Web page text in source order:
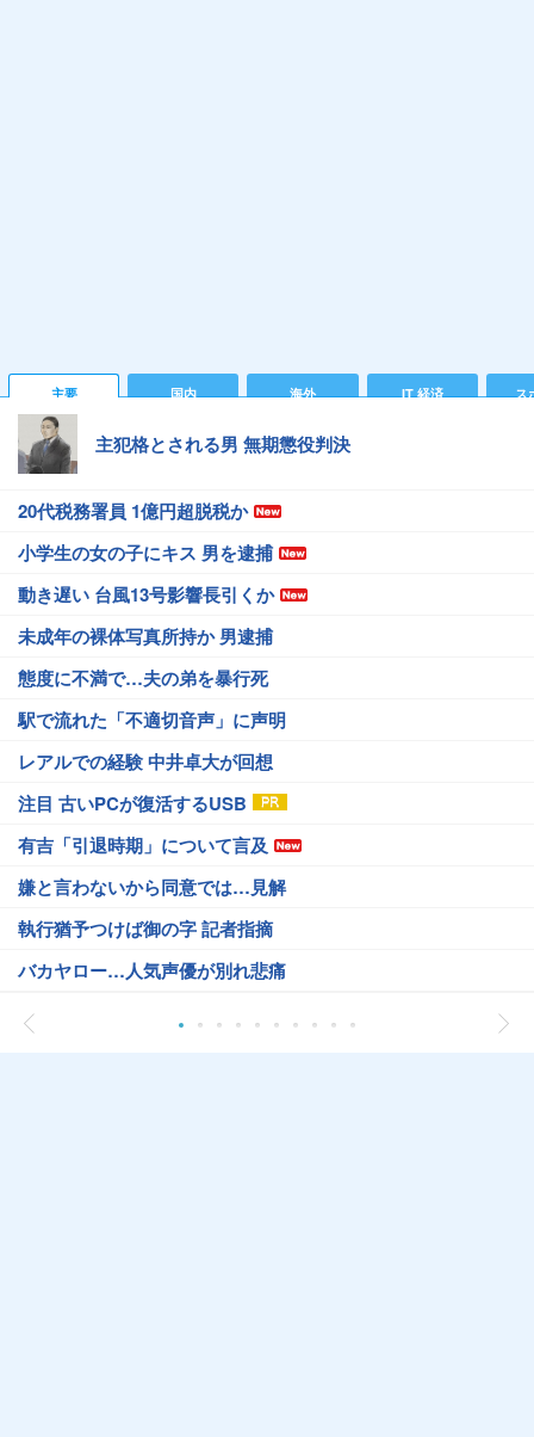
主要 国内 海外 IT 経済 ス
主犯格とされる男 無期懲役判決
20代税務署員 1億円超脱税か
小学生の女の子にキス 男を逮捕
動き遅い 台風13号影響長引くか
未成年の裸体写真所持か 男逮捕
態度に不満で…夫の弟を暴行死
駅で流れた「不適切音声」に声明
レアルでの経験 中井卓大が回想
注目 古いPCが復活するUSB
有吉「引退時期」について言及
嫌と言わないから同意では…見解
執行猶予つけば御の字 記者指摘
バカヤロー…人気声優が別れ悲痛